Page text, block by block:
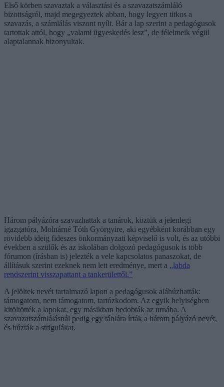
Első körben szavaztak a választási és a szavazatszámláló
bizottságról, majd megegyeztek abban, hogy legyen titkos a
szavazás, a számlálás viszont nyílt. Bár a lap szerint a pedagógusok
tartottak attól, hogy „valami ügyeskedés lesz”, de félelmeik végül
alaptalannak bizonyultak.
Három pályázóra szavazhattak a tanárok, köztük a jelenlegi
igazgatóra, Molnárné Tóth Györgyire, aki egyébként korábban egy
rövidebb ideig fideszes önkormányzati képviselő is volt, és az utóbbi
években a szülők és az iskolában dolgozó pedagógusok is több
fórumon (írásban is) jelezték a vele kapcsolatos panaszokat, de
állításuk szerint ezeknek nem lett eredménye, mert a „labda
rendszerint visszapattant a tankerülettől.”
A jelöltek nevét tartalmazó lapon a pedagógusok aláhúzhatták:
támogatom, nem támogatom, tartózkodom. Az egyik helyiségben
kitöltötték a lapokat, egy másikban bedobták az urnába. A
szavazatszámlálásnál pedig egy táblára írták a három pályázó nevét,
és húzták a strigulákat.